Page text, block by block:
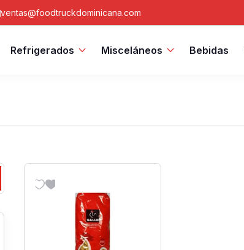
ventas@foodtruckdominicana.com
Refrigerados Misceláneos Bebidas